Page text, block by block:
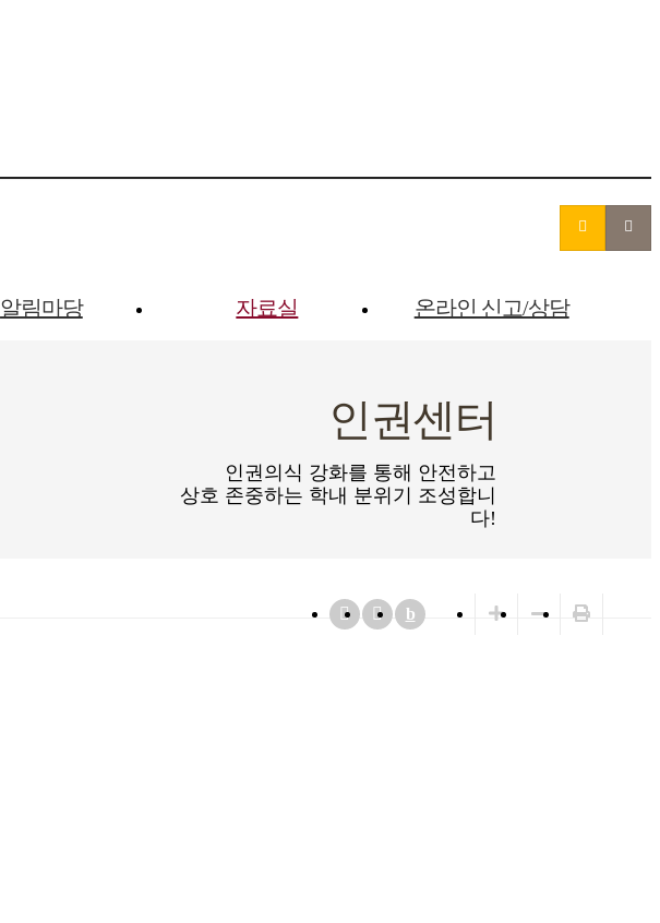
알림마당 자료실 온라인 신고/상담
인권센터
인권의식 강화를 통해 안전하고
상호 존중하는 학내 분위기 조성합니
다!
b